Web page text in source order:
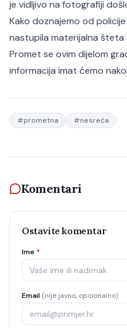
je vidljivo na fotografiji
Kako doznajemo od
nastupila materijalna šteta
Promet se ovim dijelom
informacija imat ćemo
#prometna #nesreća
Komentari
Ostavite komentar
Ime *
Email (nije javno, opcionalno)